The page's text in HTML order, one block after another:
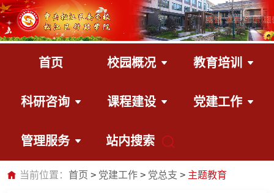
首页 校园概况 教育培训
科研咨询 课程建设 党建工作
管理服务 站内搜索
当前位置： 首页 党建工作 党总支 主题教育